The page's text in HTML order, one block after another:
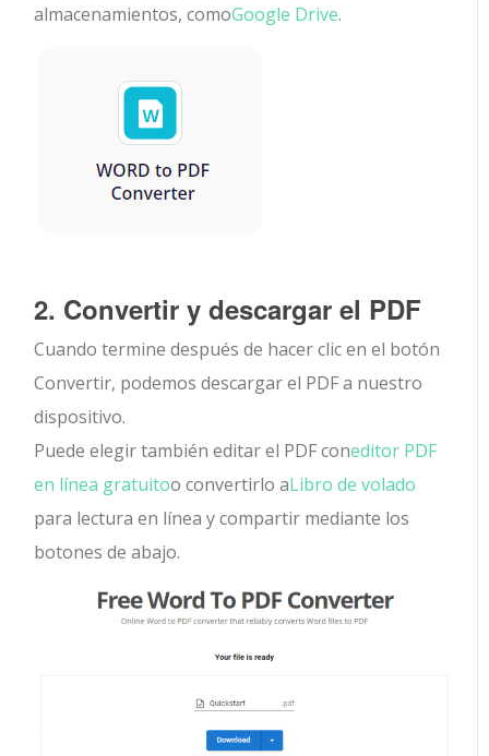
almacenamientos, comoGoogle Drive.
2. Convertir y descargar el PDF
Cuando termine después de hacer clic en el botón
Convertir, podemos descargar el PDF a nuestro
dispositivo.
Puede elegir también editar el PDF coneditor PDF
en línea gratuitoo convertirlo aLibro de volado
para lectura en línea y compartir mediante los
botones de abajo.